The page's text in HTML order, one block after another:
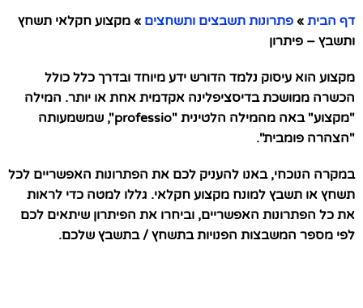
דף הבית » פתרונות תשבצים ותשחצים » מקצוע חקלאי תשחץ
ותשבץ – פיתרון
מקצוע הוא עיסוק נלמד הדורש ידע מיוחד ובדרך כלל כולל
הכשרה ממושכת בדיסציפלינה אקדמית אחת או יותר. המילה
"מקצוע" באה מהמילה הלטינית "professio", שמשמעותה
"הצהרה פומבית".
במקרה הנוכחי, באנו להעניק לכם את הפתרונות האפשריים לכל
תשחץ או תשבץ למונח מקצוע חקלאי. גללו למטה כדי לראות
את כל הפתרונות האפשריים, וביחרו את הפיתרון שיתאים לכם
לפי מספר המשבצות הפנויות בתשחץ / בתשבץ שלכם.